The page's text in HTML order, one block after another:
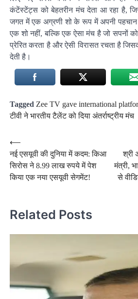
कंटेंस्टेंट्स को बेहतरीन मंच देता आ रहा है,
जगत में एक अग्रणी शो के रूप में अपनी पहचान
एक शो नहीं, बल्कि एक ऐसा मंच है जो सपनों
प्रेरित करता है और ऐसी विरासत रचता है
देती है।
Tagged Zee TV gave international
टीवी ने भारतीय टैलेंट को दिया अंतर्राष्ट्रीय मंच
Post
navigation
⟵
नई एसयूवी की दुनिया में कदम: किआ
सिरोस ने 8.99 लाख रुपये में पेश
किया एक नया एसयूवी सेगमेंट!
श्री
मंत्री,
से
Related Posts